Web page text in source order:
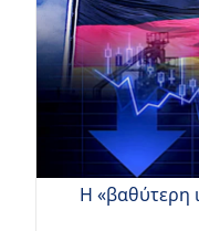
Η «βαθύτερη